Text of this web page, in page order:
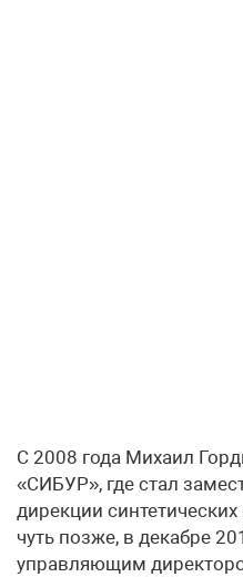
С 2008 года Михаил
«СИБУР», где стал
дирекции
чуть позже, в декабре
управляющим